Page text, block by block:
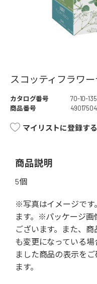
スコッティフラワ
カタログ番号
70-10-
商品番号
マイリストに登録する
商品説明
5個
※写真はイメージです
ます。※パッケージ画
ございます。また、
も変更になっている
ました商品の表示を
ます。